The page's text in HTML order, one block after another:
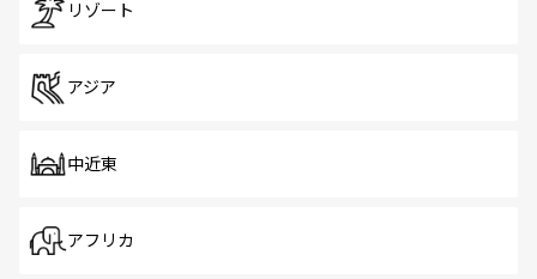
リゾート
アジア
中近東
アフリカ